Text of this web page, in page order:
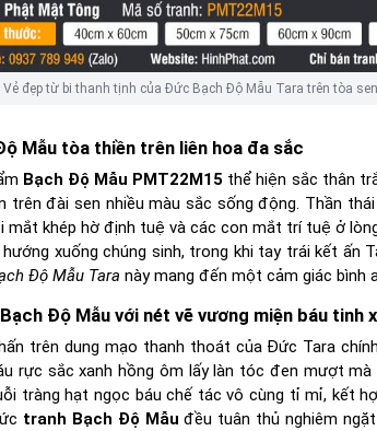
Vẻ đẹp từ bi thanh tịnh của Đức Bạch Độ Mẫu Tara trên tòa
Mẫu tòa thiền trên liên hoa đa sắc
Bạch Độ Mẫu PMT22M15 thể hiện sắc thân
trên đài sen nhiều màu sắc sống động. Thần
mắt khép hờ định tuệ và các con mắt trí tuệ ở
hướng xuống chúng sinh, trong khi tay trái kết ấn
Độ Mẫu Tara này mang đến một cảm giác bình
Độ Mẫu với nét vẽ vương miện báu tinh
trên dung mạo thanh thoát của Đức Tara
rực sắc xanh hồng ôm lấy làn tóc đen mượt
tràng hạt ngọc báu chế tác vô cùng tỉ mỉ, kết
tranh Bạch Độ Mẫu đều tuân thủ nghiêm